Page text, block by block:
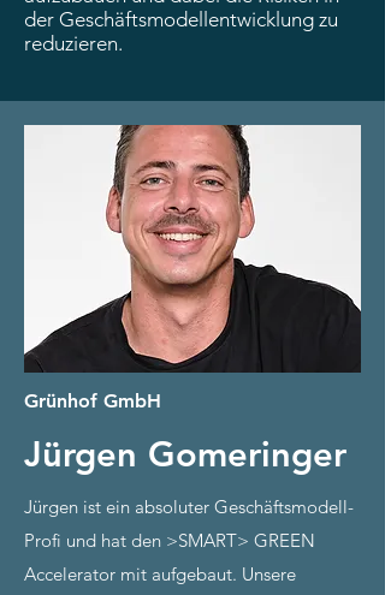
der Geschäftsmodellentwicklung zu
reduzieren.
Grünhof GmbH
Jürgen Gomeringer
Jürgen ist ein absoluter Geschäftsmodell-
Profi und hat den >SMART> GREEN
Accelerator mit aufgebaut. Unsere